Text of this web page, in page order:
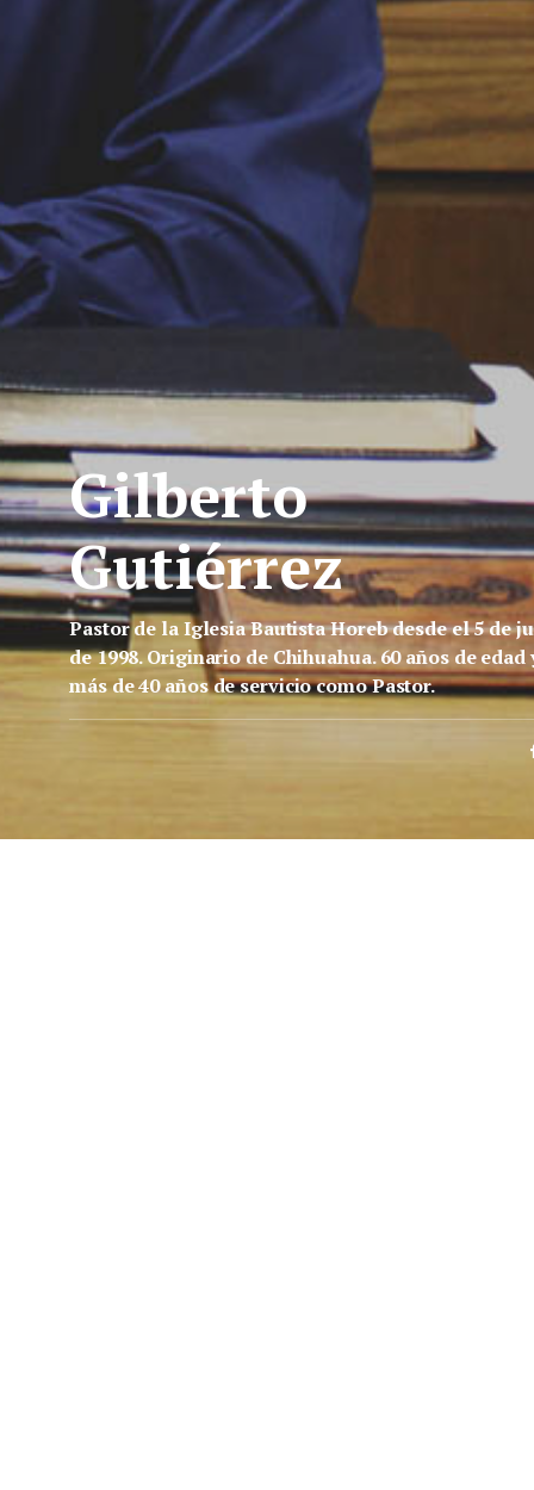
Gilberto
Gutiérrez
Pastor de la Iglesia Bautista Horeb desde el 5 de
de 1998. Originario de Chihuahua. 60 años de edad
más de 40 años de servicio como Pastor.